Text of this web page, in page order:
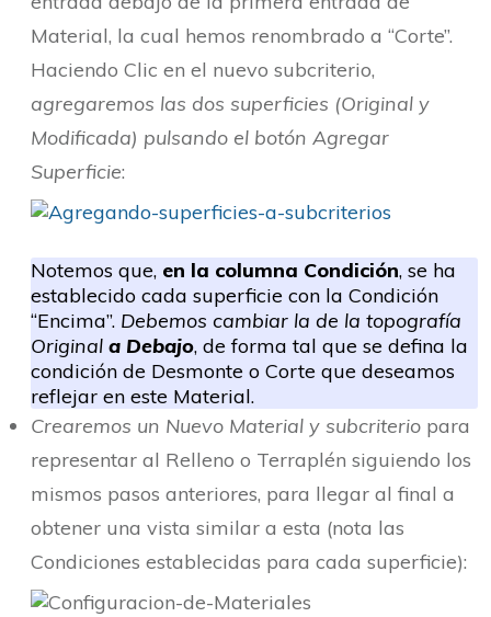
Material, la cual hemos renombrado a “Corte”.
Haciendo Clic en el nuevo subcriterio,
agregaremos las dos superficies (Original y
Modificada) pulsando el botón Agregar
Superficie:
Notemos que, en la columna Condición, se ha
establecido cada superficie con la Condición
“Encima”. Debemos cambiar la de la topografía
Original a Debajo, de forma tal que se defina la
condición de Desmonte o Corte que deseamos
reflejar en este Material.
Crearemos un Nuevo Material y subcriterio para
representar al Relleno o Terraplén siguiendo los
mismos pasos anteriores, para llegar al final a
obtener una vista similar a esta (nota las
Condiciones establecidas para cada superficie):